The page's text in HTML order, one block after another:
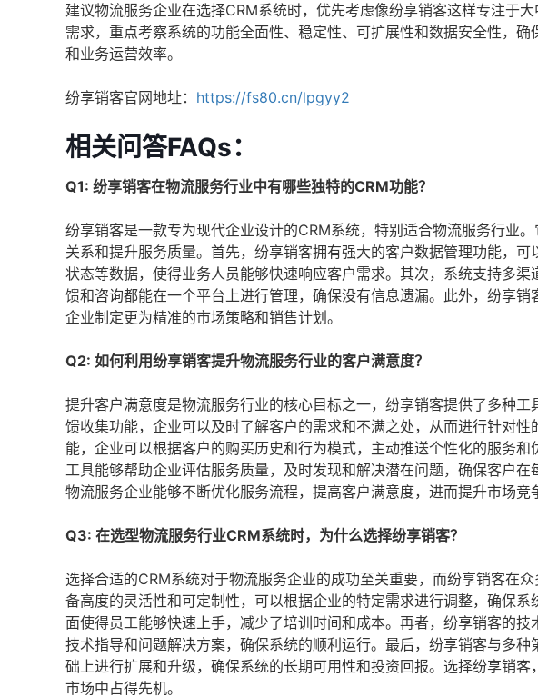
建议物流服务企业在选择CRM系统时，优先考虑像纷享销客这样专注于
需求，重点考察系统的功能全面性、稳定性、可扩展性和数据安全性，
和业务运营效率。
纷享销客官网地址： https://fs80.cn/lpgyy2
相关问答FAQs：
Q1: 纷享销客在物流服务行业中有哪些独特的CRM功能？
纷享销客是一款专为现代企业设计的CRM系统，特别适合物流服务行业
关系和提升服务质量。首先，纷享销客拥有强大的客户数据管理功能，
状态等数据，使得业务人员能够快速响应客户需求。其次，系统支持多
馈和咨询都能在一个平台上进行管理，确保没有信息遗漏。此外，纷享
企业制定更为精准的市场策略和销售计划。
Q2: 如何利用纷享销客提升物流服务行业的客户满意度？
提升客户满意度是物流服务行业的核心目标之一，纷享销客提供了多种
馈收集功能，企业可以及时了解客户的需求和不满之处，从而进行针对
能，企业可以根据客户的购买历史和行为模式，主动推送个性化的服务
工具能够帮助企业评估服务质量，及时发现和解决潜在问题，确保客户在
物流服务企业能够不断优化服务流程，提高客户满意度，进而提升市场竞
Q3: 在选型物流服务行业CRM系统时，为什么选择纷享销客？
选择合适的CRM系统对于物流服务企业的成功至关重要，而纷享销客在
备高度的灵活性和可定制性，可以根据企业的特定需求进行调整，确保
面使得员工能够快速上手，减少了培训时间和成本。再者，纷享销客的
技术指导和问题解决方案，确保系统的顺利运行。最后，纷享销客与多
础上进行扩展和升级，确保系统的长期可用性和投资回报。选择纷享销
市场中占得先机。